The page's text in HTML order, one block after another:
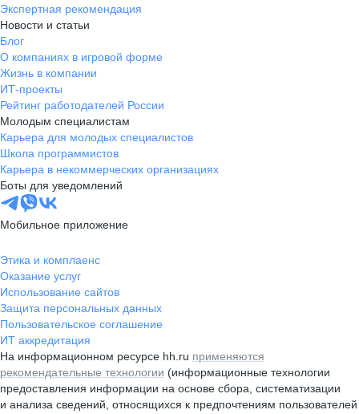
Экспертная рекомендация
Новости и статьи
Блог
О компаниях в игровой форме
Жизнь в компании
ИТ-проекты
Рейтинг работодателей России
Молодым специалистам
Карьера для молодых специалистов
Школа программистов
Карьера в некоммерческих организациях
Боты для уведомлений
Мобильное приложение
Этика и комплаенс
Оказание услуг
Использование сайтов
Защита персональных данных
Пользовательское соглашение
ИТ аккредитация
На информационном ресурсе hh.ru применяются
рекомендательные технологии (информационные технологии
предоставления информации на основе сбора, систематизации
и анализа сведений, относящихся к предпочтениям пользователей